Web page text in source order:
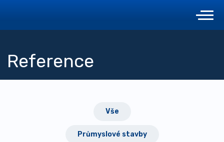
Reference
Vše
Průmyslové stavby